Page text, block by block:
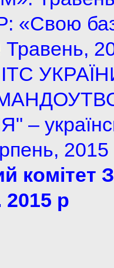
«Свою
Травень,
2015
комітет
р